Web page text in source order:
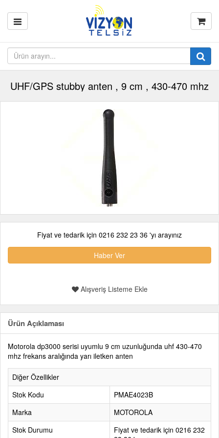
UHF/GPS stubby anten , 9 cm , 430-470 mhz
Fiyat ve tedarik için 0216 232 23 36 'yı arayınız
Haber Ver
Alışveriş Listeme Ekle
Ürün Açıklaması
Motorola dp3000 serisi uyumlu 9 cm uzunluğunda uhf 430-470
mhz frekans aralığında yarı iletken anten
Diğer Özellikler
Stok Kodu
PMAE4023B
Marka
MOTOROLA
Stok Durumu
Fiyat ve tedarik için 0216 232